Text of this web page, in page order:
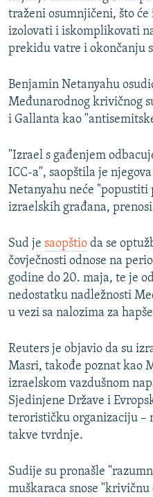
traženi osumnjičeni, što
izolovati i iskomplikovati
prekidu vatre i okončanju
Benjamin Netanyahu
Međunarodnog krivičnog
i Gallanta kao
"Izrael s gađenjem
ICC-a", saopštila je
Netanyahu neće
izraelskih građana,
Sud je saopštio da se
čovječnosti odnose na
godine do 20. maja, te je
nedostatku nadležnosti
u vezi sa nalozima za
Reuters je objavio da su
Masri, takođe poznat kao
izraelskom vazdušnom
Sjedinjene Države i
terorističku organizaciju –
takve tvrdnje.
Sudije su pronašle
muškaraca snose "krivičnu